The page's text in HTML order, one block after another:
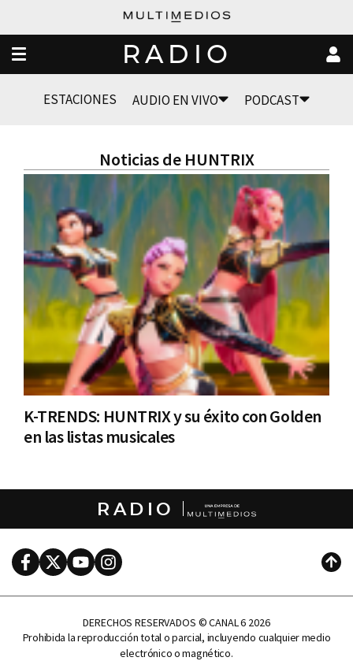
RADIO
ESTACIONES AUDIO EN VIVO PODCAST
Noticias de HUNTRIX
K-TRENDS: HUNTRIX y su éxito con Golden
en las listas musicales
RADIO
FacebookTwitterYoutubeInstagram
DERECHOS RESERVADOS © CANAL 6 2026
Prohibida la reproducción total o parcial, incluyendo cualquier medio
electrónico o magnético.